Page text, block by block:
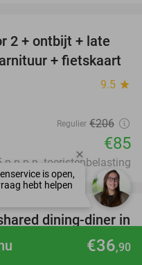
€36,90
59%
2 + ontbijt + late
+ fietskaart
9.5 star
Regulier €206
€85
p.p.p.n. toeristenbelasting
36%
favorite_border
dining-diner in